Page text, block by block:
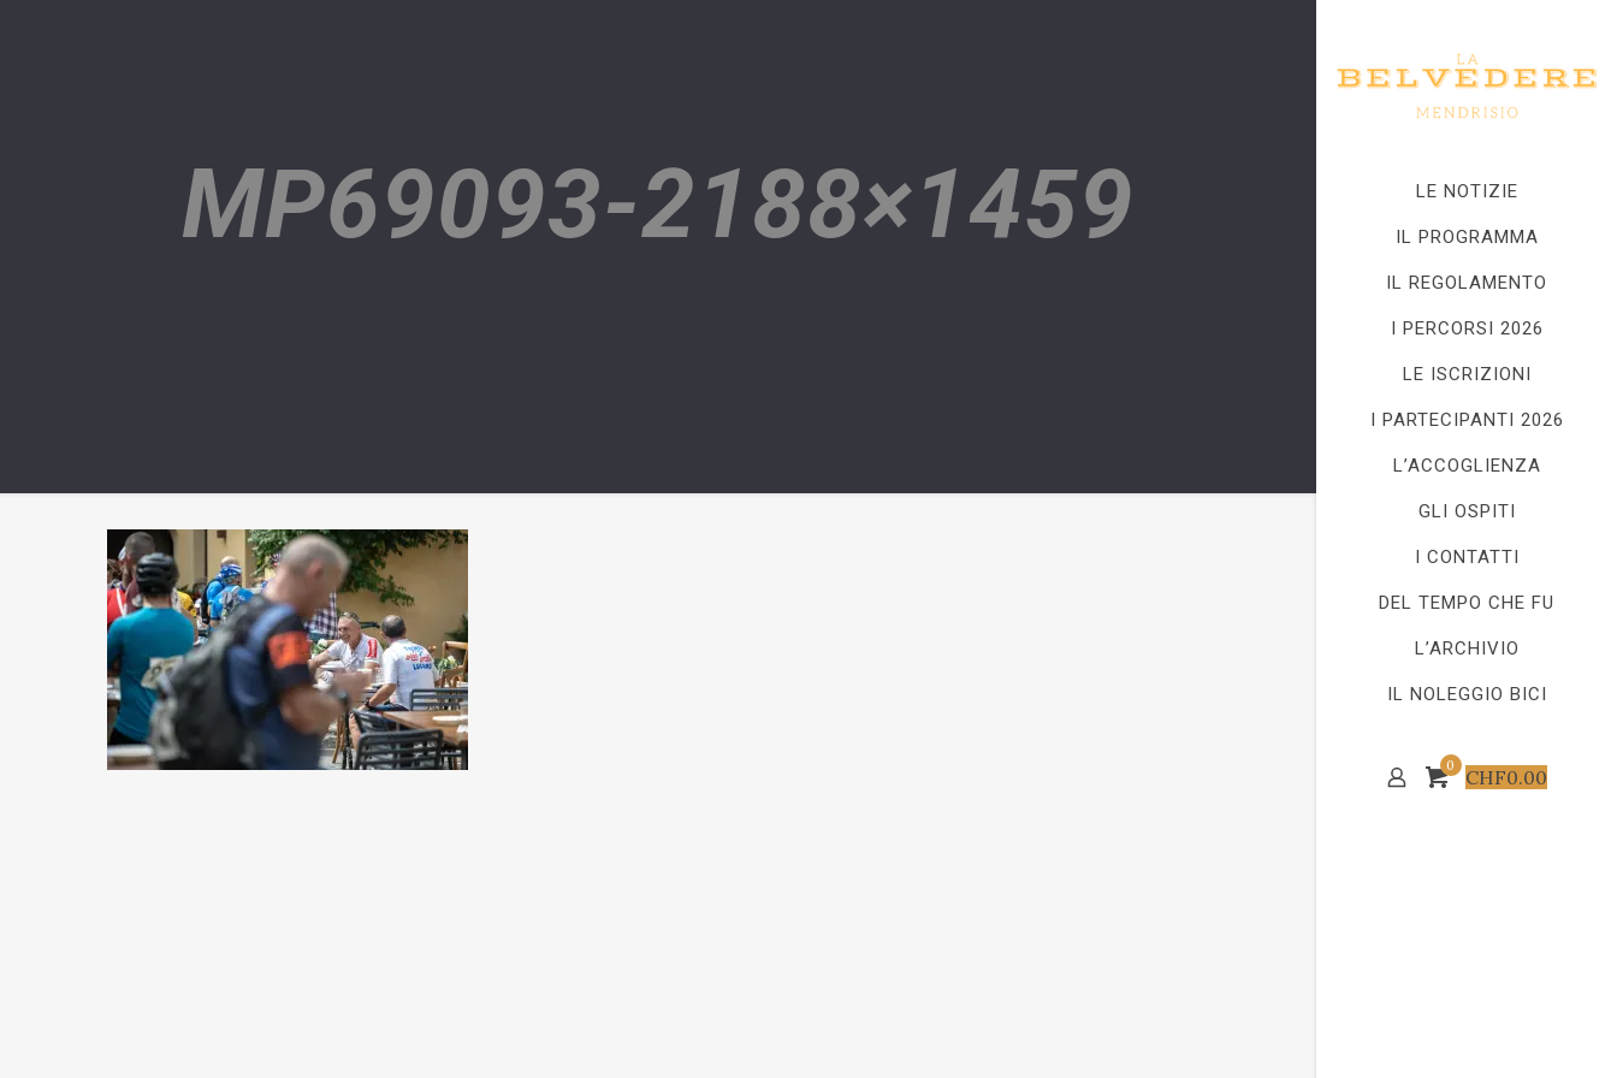
LE NOTIZIE
IL PROGRAMMA
IL REGOLAMENTO
I PERCORSI 2026
LE ISCRIZIONI
I PARTECIPANTI 2026
L’ACCOGLIENZA
GLI OSPITI
I CONTATTI
DEL TEMPO CHE FU
L’ARCHIVIO
IL NOLEGGIO BICI
0 CHF0.00
MP69093-2188×1459